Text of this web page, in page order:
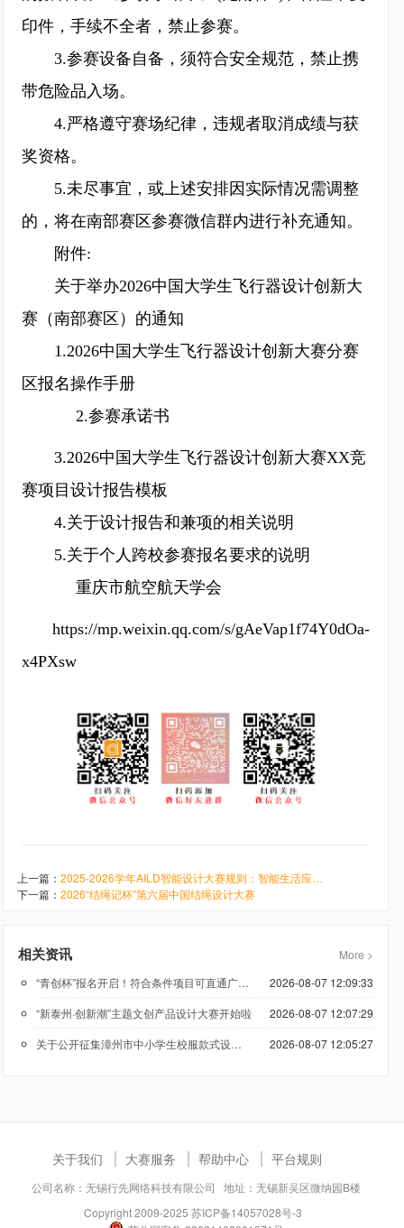
印件，手续不全者，禁止参赛。
3.参赛设备自备，须符合安全规范，禁止携
带危险品入场。
4.严格遵守赛场纪律，违规者取消成绩与获
奖资格。
5.未尽事宜，或上述安排因实际情况需调整
的，将在南部赛区参赛微信群内进行补充通知。
附件:
关于举办2026中国大学生飞行器设计创新大
赛（南部赛区）的通知
1.2026中国大学生飞行器设计创新大赛分赛
区报名操作手册
2.参赛承诺书
3.2026中国大学生飞行器设计创新大赛XX竞
赛项目设计报告模板
4.关于设计报告和兼项的相关说明
5.关于个人跨校参赛报名要求的说明
重庆市航空航天学会
https://mp.weixin.qq.com/s/gAeVap1f74Y0dOa-
x4PXsw
上一篇：
2025-2026学年AILD智能设计大赛规则：智能生活应用-智能冰壶
下一篇： 2026“结绳记杯”第六届中国结绳设计大赛
相关资讯
More >
“青创杯”报名开启！符合条件项目可直通广州科技创新创业大赛
2026-08-07 12:09:33
“新泰州·创新潮”主题文创产品设计大赛开始啦
2026-08-07 12:07:29
关于公开征集漳州市中小学生校服款式设计方案的公告
2026-08-07 12:05:27
关于我们 大赛服务 帮助中心 平台规则
公司名称：无锡行先网络科技有限公司 地址：无锡新吴区微纳园B楼
Copyright 2009-2025 苏ICP备14057028号-3